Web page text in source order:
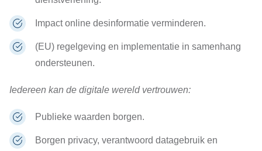
Impact online desinformatie verminderen.
(EU) regelgeving en implementatie in samenhang
ondersteunen.
Iedereen kan de digitale wereld vertrouwen:
Publieke waarden borgen.
Borgen privacy, verantwoord datagebruik en